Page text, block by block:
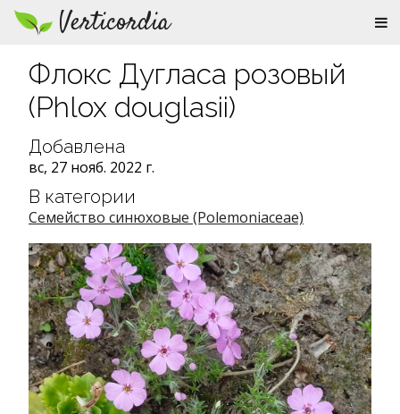
Verticordia
Флокс Дугласа розовый
(Phlox douglasii)
Добавлена
вс, 27 нояб. 2022 г.
В категории
Семейство синюховые (Polemoniaceae)